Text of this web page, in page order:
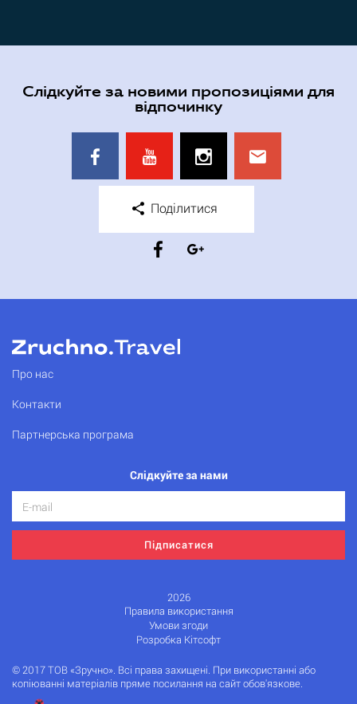
Слідкуйте за новими пропозиціями для
відпочинку
Поділитися
Про нас
Контакти
Партнерська програма
Слідкуйте за нами
Підписатися
2026
Правила використання
Умови згоди
Розробка Кітсофт
© 2017 ТОВ «Зручно». Всі права захищені. При використанні або
копіюванні матеріалів пряме посилання на сайт обов'язкове.